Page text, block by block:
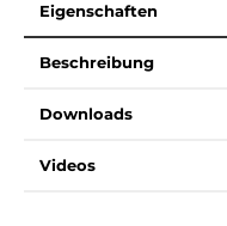
Eigenschaften
Beschreibung
Downloads
Videos